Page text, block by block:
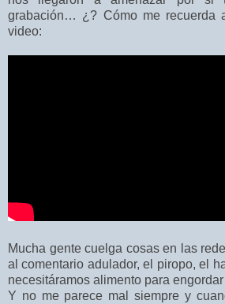
grabación… ¿? Cómo me recuerda
video:
Mucha gente cuelga cosas en las
al comentario adulador, el piropo, el
necesitáramos alimento para
Y no me parece mal siempre y